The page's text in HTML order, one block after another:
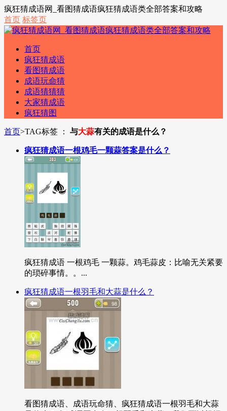
疯狂猜成语网_看图猜成语疯狂猜成语类全部答案和攻略
首页 标签页
首页
疯狂猜成语
看图猜成语
成语玩命猜
成语猜猜猜
大家猜成语
疯狂猜图
首页>TAG标签 ： 与大蒜有关的成语是什么？
疯狂猜成语一根鸡毛一颗蒜答案是什么？
疯狂猜成语 一根鸡毛 一颗蒜。鸡毛蒜皮：比喻无关紧要
的琐碎事情。。...
疯狂猜成语一根羽毛和大蒜是什么？
看图猜成语、成语玩命猜、疯狂猜成语一根羽毛和大蒜